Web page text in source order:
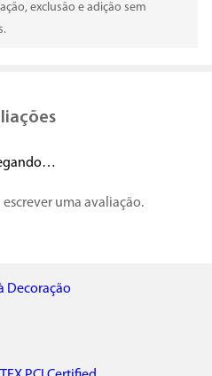
exclusão e adição sem
escrever uma avaliação.